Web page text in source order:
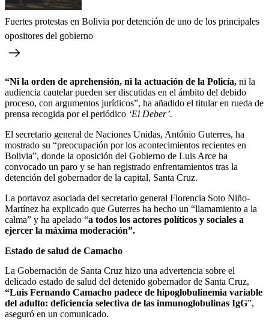
Fuertes protestas en Bolivia por detención de uno de los principales
opositores del gobierno
“Ni la orden de aprehensión, ni la actuación de la Policía, ni la
audiencia cautelar pueden ser discutidas en el ámbito del debido
proceso, con argumentos jurídicos”, ha añadido el titular en rueda de
prensa recogida por el periódico ‘El Deber’.
El secretario general de Naciones Unidas, António Guterres, ha
mostrado su “preocupación por los acontecimientos recientes en
Bolivia”, donde la oposición del Gobierno de Luis Arce ha
convocado un paro y se han registrado enfrentamientos tras la
detención del gobernador de la capital, Santa Cruz.
La portavoz asociada del secretario general Florencia Soto Niño-
Martínez ha explicado que Guterres ha hecho un “llamamiento a la
calma” y ha apelado “a todos los actores políticos y sociales a
ejercer la máxima moderación”.
Estado de salud de Camacho
La Gobernación de Santa Cruz hizo una advertencia sobre el
delicado estado de salud del detenido gobernador de Santa Cruz,
“Luis Fernando Camacho padece de hipoglobulinemia variable
del adulto: deficiencia selectiva de las inmunoglobulinas IgG”,
aseguró en un comunicado.